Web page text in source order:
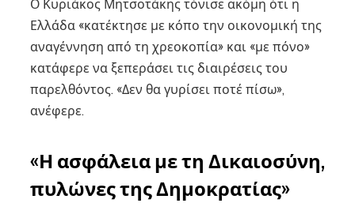
Ο Κυριάκος Μητσοτάκης τόνισε ακόμη ότι η
Ελλάδα «κατέκτησε με κόπο την οικονομική της
αναγέννηση από τη χρεοκοπία» και «με πόνο»
κατάφερε να ξεπεράσει τις διαιρέσεις του
παρελθόντος. «Δεν θα γυρίσει ποτέ πίσω»,
ανέφερε.
«Η ασφάλεια με τη Δικαιοσύνη,
πυλώνες της Δημοκρατίας»